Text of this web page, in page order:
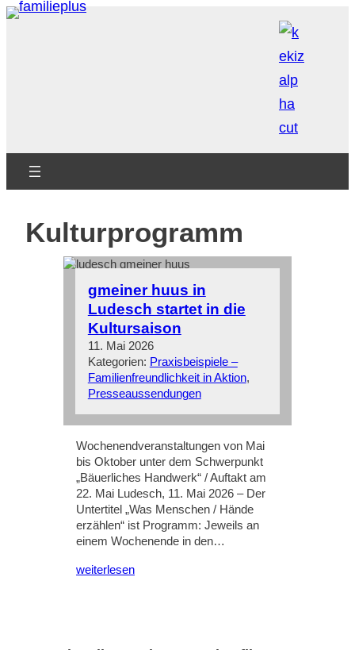
Zum
Kulturprogramm
gmeiner huus in
Ludesch startet in die
Kultursaison
11. Mai 2026
Kategorien: Praxisbeispiele –
Familienfreundlichkeit in Aktion
Presseaussendungen
Wochenendveranstaltungen von Mai
bis Oktober unter dem Schwerpunkt
„Bäuerliches Handwerk“ / Auftakt am
22. Mai Ludesch, 11. Mai 2026 – Der
Untertitel „Was Menschen / Hände
erzählen“ ist Programm: Jeweils an
einem Wochenende in den…
weiterlesen